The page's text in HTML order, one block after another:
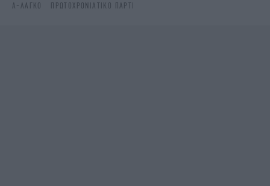
Α-ΛΑΓΚΟ
ΠΡΩΤΟΧΡΟΝΙΆΤΙΚΟ ΠΆΡΤΙ